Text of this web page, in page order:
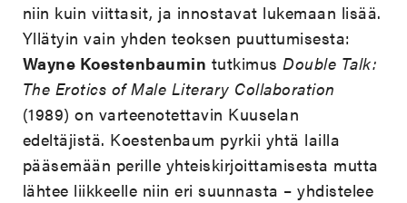
niin kuin viittasit, ja innostavat lukemaan lisää.
Yllätyin vain yhden teoksen puuttumisesta:
Wayne Koestenbaumin tutkimusDouble Talk:
The Erotics of Male Literary Collaboration
(1989) on varteenotettavin Kuuselan
edeltäjistä. Koestenbaum pyrkii yhtä lailla
pääsemään perille yhteiskirjoittamisesta mutta
lähtee liikkeelle niin eri suunnasta – yhdistelee